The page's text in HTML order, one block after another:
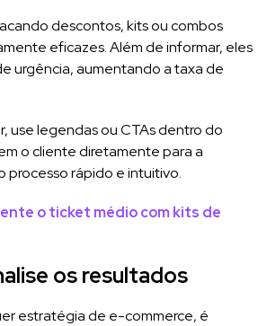
descontos, kits ou combos
eficazes. Além de informar, eles
urgência, aumentando a taxa de
use legendas ou CTAs dentro do
o cliente diretamente para a
processo rápido e intuitivo.
o ticket médio com kits de
os resultados
estratégia de e-commerce, é